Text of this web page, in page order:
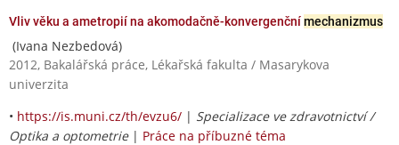
Vliv věku a ametropií na akomodačně-konvergenčnímechanizmus
(Ivana Nezbedová)
2012, Bakalářská práce, Lékařská fakulta / Masarykova
univerzita
• https://is.muni.cz/th/evzu6/ | Specializace ve zdravotnictví /
Optika a optometrie| Práce na příbuzné téma